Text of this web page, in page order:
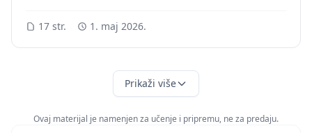
17 str. 1. maj 2026.
Prikaži više
Ovaj materijal je namenjen za učenje i pripremu, ne za predaju.